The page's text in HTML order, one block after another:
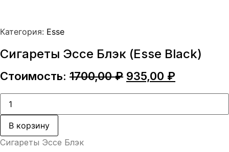
Категория: Esse
Сигареты Эссе Блэк (Esse Black)
Стоимость: 1700,00₽ Первоначальная
составляла
935,00 ₽
935,00 ₽.
Количество
товара
Сигареты
Эссе
Блэк
(Esse
Black)
В корзину
Сигареты Эссе Блэк